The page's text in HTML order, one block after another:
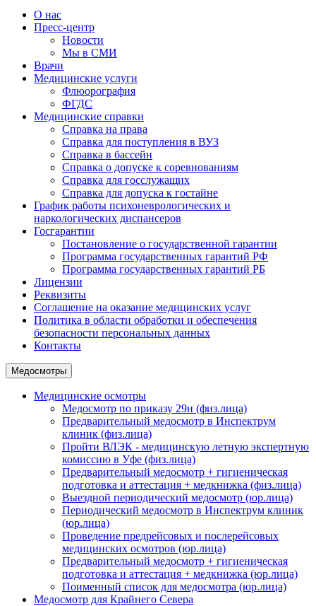
О нас
Пресс-центр
Новости
Мы в СМИ
Врачи
Медицинские услуги
Флюорография
ФГДС
Медицинские справки
Справка на права
Справка для поступления в ВУЗ
Справка в бассейн
Справка о допуске к соревнованиям
Справка для госслужащих
Справка для допуска к гостайне
График работы психоневрологических и
наркологических диспансеров
Госгарантии
Постановление о государственной гарантии
Программа государственных гарантий РФ
Программа государственных гарантий РБ
Лицензии
Реквизиты
Соглашение на оказание медицинских услуг
Политика в области обработки и обеспечения
безопасности персональных данных
Контакты
Медосмотры
Медицинские осмотры
Медосмотр по приказу 29н (физ.лица)
Предварительный медосмотр в Инспектрум
клиник (физ.лица)
Пройти ВЛЭК - медицинскую летную экспертную
комиссию в Уфе (физ.лица)
Предварительный медосмотр + гигиеническая
подготовка и аттестация + медкнижка (физ.лица)
Выездной периодический медосмотр (юр.лица)
Периодический медосмотр в Инспектрум клиник
(юр.лица)
Проведение предрейсовых и послерейсовых
медицинских осмотров (юр.лица)
Предварительный медосмотр + гигиеническая
подготовка и аттестация + медкнижка (юр.лица)
Поименный список для медосмотра (юр.лица)
Медосмотр для Крайнего Севера